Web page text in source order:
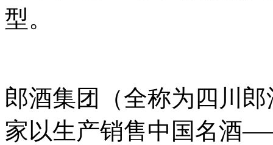
型。
郎酒集团（全称为四川
家以生产销售中国名酒